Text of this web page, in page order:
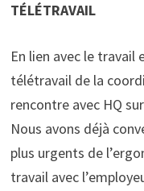
TÉLÉTRAVAIL
En lien avec le
télétravail de la
rencontre avec HQ
Nous avons déjà
plus urgents de
travail avec